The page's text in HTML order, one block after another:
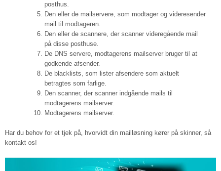
posthus.
Den eller de mailservere, som modtager og videresender
mail til modtageren.
Den eller de scannere, der scanner videregående mail
på disse posthuse.
De DNS servere, modtagerens mailserver bruger til at
godkende afsender.
De blacklists, som lister afsendere som aktuelt
betragtes som farlige.
Den scanner, der scanner indgående mails til
modtagerens mailserver.
Modtagerens mailserver.
Har du behov for et tjek på, hvorvidt din mailløsning kører på skinner, så
kontakt os!